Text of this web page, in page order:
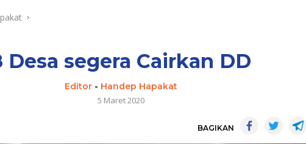
Desa segera Cairkan DD
Editor- Handep Hapakat
5 Maret 2020
BAGIKAN